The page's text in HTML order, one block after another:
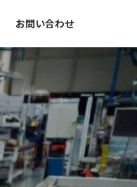
お問い合わせ